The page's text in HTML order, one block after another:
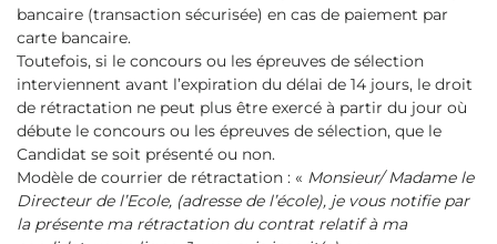
bancaire (transaction sécurisée) en cas de paiement par
carte bancaire.
Toutefois, si le concours ou les épreuves de sélection
interviennent avant l’expiration du délai de 14 jours, le droit
de rétractation ne peut plus être exercé à partir du jour où
débute le concours ou les épreuves de sélection, que le
Candidat se soit présenté ou non.
Modèle de courrier de rétractation : « Monsieur/ Madame le
Directeur de l’Ecole, (adresse de l’école), je vous notifie par
la présente ma rétractation du contrat relatif à ma